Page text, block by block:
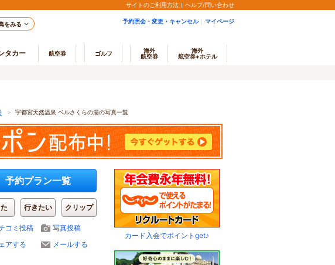
サイトのご利用方法 ヘルプ/問い合わせ
をみる 予約照会・変更・キャンセル マイページ
タカー 航空券 ゴルフ
海外
航空券
海外
航空券+ホテル
＞ 宇都宮天然温泉 ベルさくらの湯の写真一覧
予約プラン一覧
行きたい クリップ
コミ投稿
写真投稿
アする
メールする
カード入会でポイントget♪